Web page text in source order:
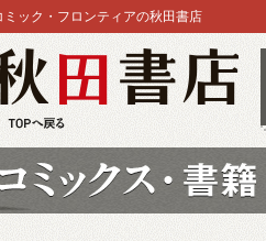
ミック・フロンティアの秋田書店